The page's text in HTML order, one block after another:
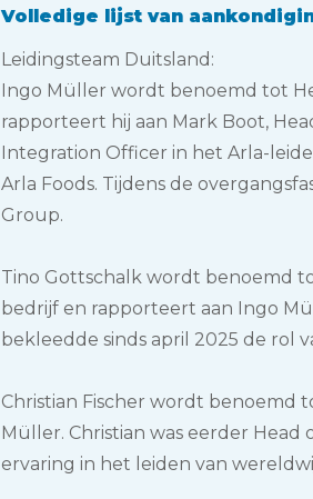
Volledige lijst van
Leidingsteam Duitsland:
Ingo Müller wordt benoemd tot
rapporteert hij aan Mark Boot,
Integration Officer in het Arla-
Arla Foods. Tijdens de
Group.
Tino Gottschalk wordt benoemd
bedrijf en rapporteert aan Ingo
bekleedde sinds april 2025 de rol
Christian Fischer wordt benoemd
Müller. Christian was eerder Head
ervaring in het leiden van